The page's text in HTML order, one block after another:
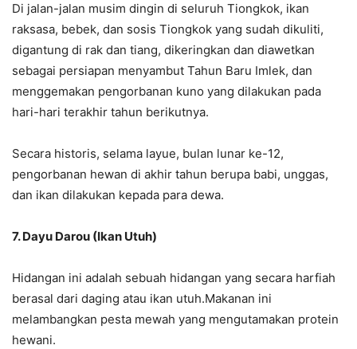
Di jalan-jalan musim dingin di seluruh Tiongkok, ikan
raksasa, bebek, dan sosis Tiongkok yang sudah dikuliti,
digantung di rak dan tiang, dikeringkan dan diawetkan
sebagai persiapan menyambut Tahun Baru Imlek, dan
menggemakan pengorbanan kuno yang dilakukan pada
hari-hari terakhir tahun berikutnya.
Secara historis, selama layue, bulan lunar ke-12,
pengorbanan hewan di akhir tahun berupa babi, unggas,
dan ikan dilakukan kepada para dewa.
7. Dayu Darou (Ikan Utuh)
Hidangan ini adalah sebuah hidangan yang secara harfiah
berasal dari daging atau ikan utuh.Makanan ini
melambangkan pesta mewah yang mengutamakan protein
hewani.